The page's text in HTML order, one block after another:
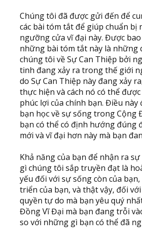
Chúng tôi đã được gửi đến để
các bài tóm tắt để giúp chuẩn bị
ngưỡng cửa vĩ đại này. Được
những bài tóm tắt này là những
chúng tôi về Sự Can Thiệp bởi
tinh đang xảy ra trong thế giới
do Sự Can Thiệp này đang xảy
thực hiện và cách nó có thể
phúc lợi của chính bạn. Điều
bạn học về sự sống trong Cộng
bạn có thể có định hướng đúng
mới và vĩ đại hơn này mà bạn
Khả năng của bạn để nhận ra
gì chúng tôi sắp truyền đạt là
yếu đối với sự sống còn của
triển của bạn, và thật vậy, đối
quyền tự do mà bạn yêu quý
Đồng Vĩ Đại mà bạn đang trỗi
so với những gì bạn có thể đã